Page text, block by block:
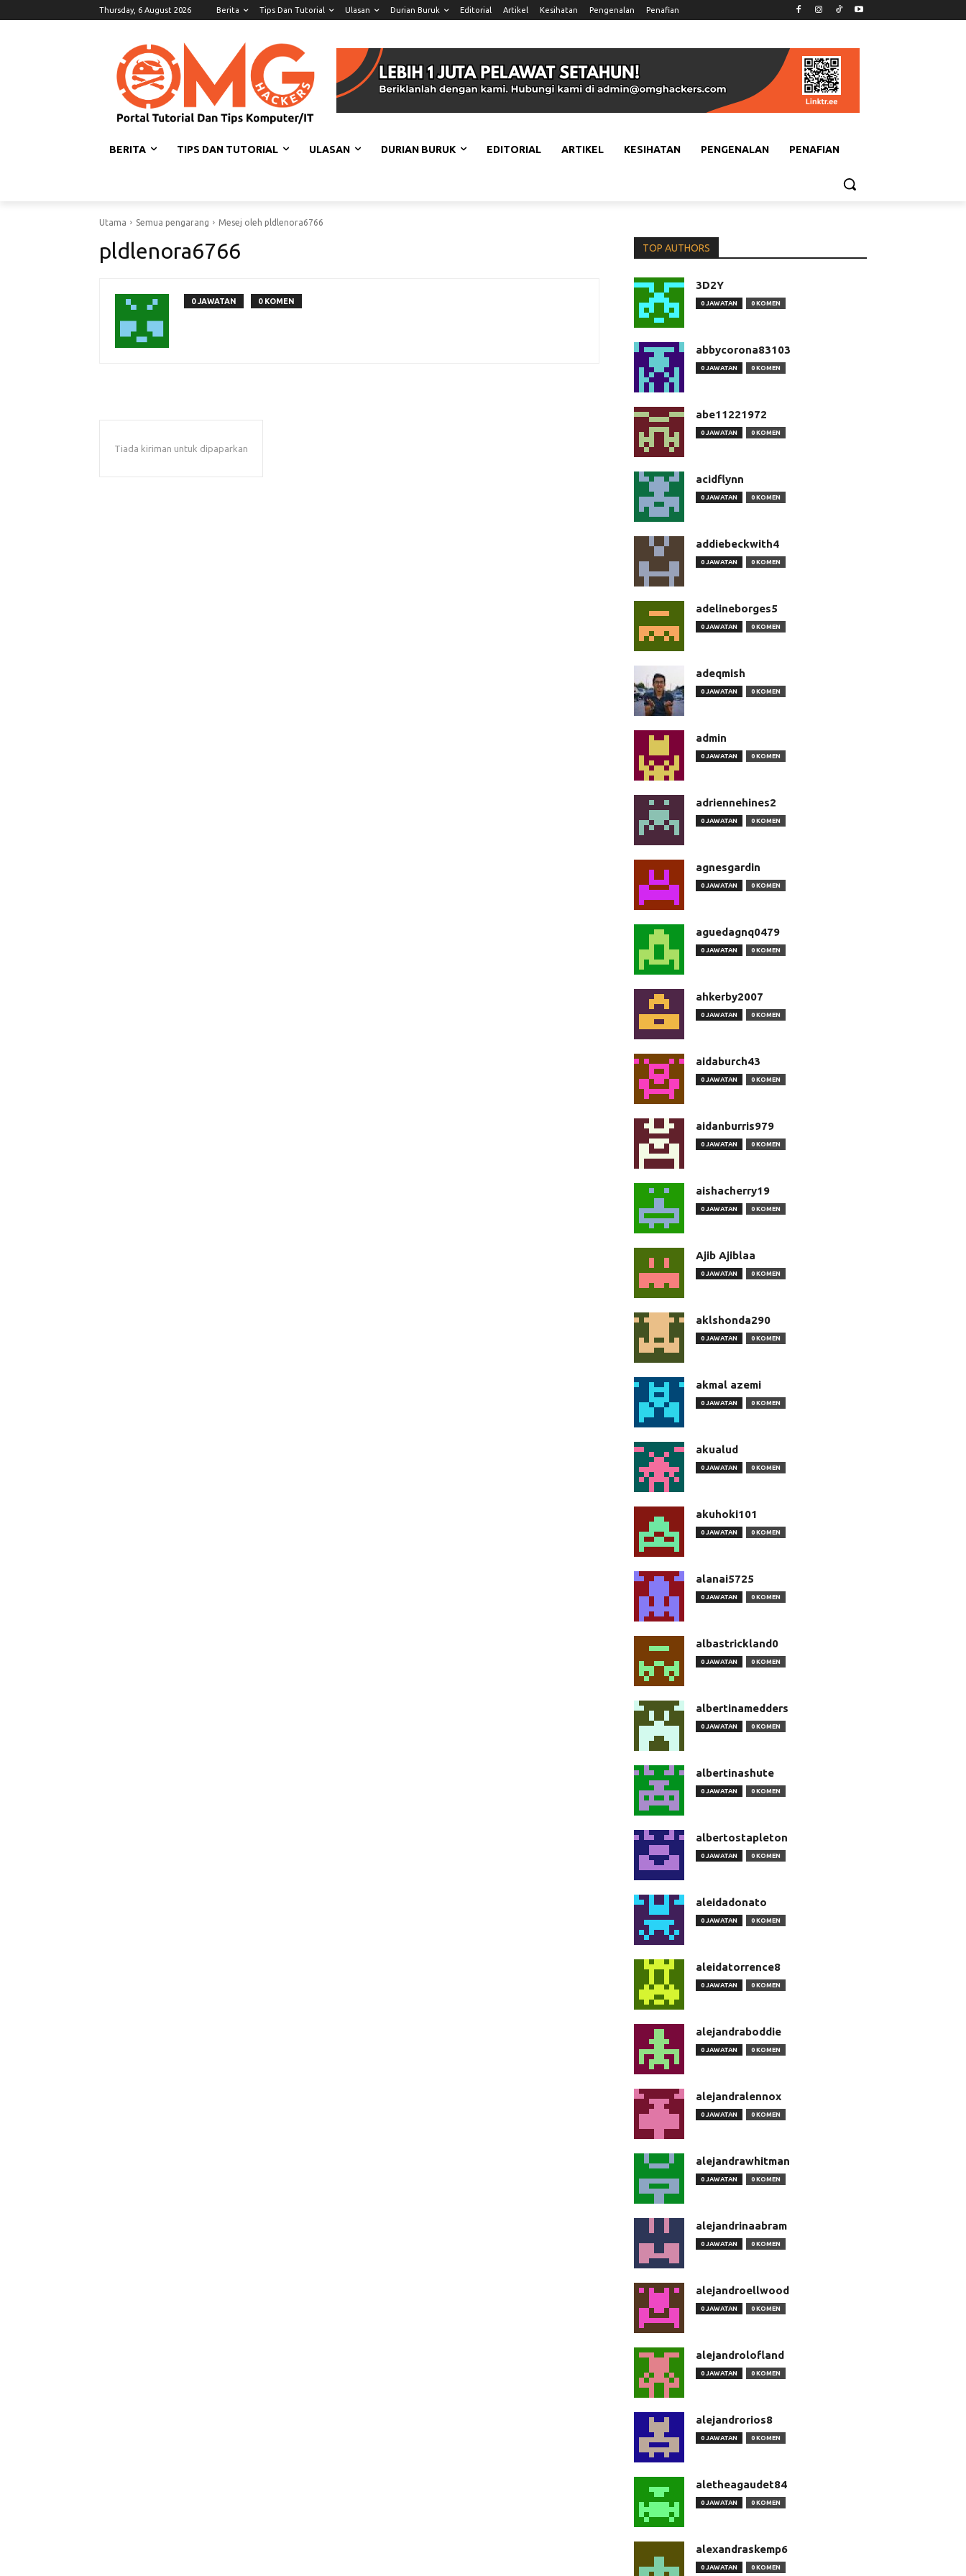
Thursday, 6 August 2026 Berita Tips Dan Tutorial Ulasan Durian Buruk Editorial Artikel Kesihatan Pengenalan Penafian
BERITA TIPS DAN TUTORIAL ULASAN DURIAN BURUK EDITORIAL ARTIKEL KESIHATAN PENGENALAN PENAFIAN
Utama Semua pengarang Mesej oleh pldlenora6766
pldlenora6766
0 JAWATAN 0 KOMEN
Tiada kiriman untuk dipaparkan
TOP AUTHORS
3D2Y
0 JAWATAN 0 KOMEN
abbycorona83103
0 JAWATAN 0 KOMEN
abe11221972
0 JAWATAN 0 KOMEN
acidflynn
0 JAWATAN 0 KOMEN
addiebeckwith4
0 JAWATAN 0 KOMEN
adelineborges5
0 JAWATAN 0 KOMEN
adeqmish
0 JAWATAN 0 KOMEN
admin
0 JAWATAN 0 KOMEN
adriennehines2
0 JAWATAN 0 KOMEN
agnesgardin
0 JAWATAN 0 KOMEN
aguedagnq0479
0 JAWATAN 0 KOMEN
ahkerby2007
0 JAWATAN 0 KOMEN
aidaburch43
0 JAWATAN 0 KOMEN
aidanburris979
0 JAWATAN 0 KOMEN
aishacherry19
0 JAWATAN 0 KOMEN
Ajib Ajiblaa
0 JAWATAN 0 KOMEN
aklshonda290
0 JAWATAN 0 KOMEN
akmal azemi
0 JAWATAN 0 KOMEN
akualud
0 JAWATAN 0 KOMEN
akuhoki101
0 JAWATAN 0 KOMEN
alanai5725
0 JAWATAN 0 KOMEN
albastrickland0
0 JAWATAN 0 KOMEN
albertinamedders
0 JAWATAN 0 KOMEN
albertinashute
0 JAWATAN 0 KOMEN
albertostapleton
0 JAWATAN 0 KOMEN
aleidadonato
0 JAWATAN 0 KOMEN
aleidatorrence8
0 JAWATAN 0 KOMEN
alejandraboddie
0 JAWATAN 0 KOMEN
alejandralennox
0 JAWATAN 0 KOMEN
alejandrawhitman
0 JAWATAN 0 KOMEN
alejandrinaabram
0 JAWATAN 0 KOMEN
alejandroellwood
0 JAWATAN 0 KOMEN
alejandrolofland
0 JAWATAN 0 KOMEN
alejandrorios8
0 JAWATAN 0 KOMEN
aletheagaudet84
0 JAWATAN 0 KOMEN
alexandraskemp6
0 JAWATAN 0 KOMEN